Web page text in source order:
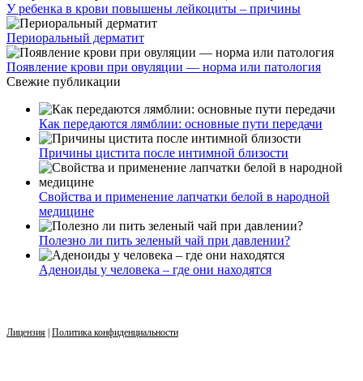
У ребенка в крови повышены лейкоциты – причины
Периоральный дерматит
Появление крови при овуляции — норма или патология
Свежие публикации
Как передаются лямблии: основные пути передачи
Причины цистита после интимной близости
Свойства и применение лапчатки белой в народной
медицине
Полезно ли пить зеленый чай при давлении?
Аденоиды у человека – где они находятся
Лицензия | Политика конфиденциальности